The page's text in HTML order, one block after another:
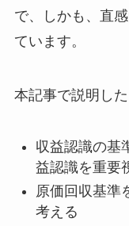
で、しかも、直
ています。
本記事で説明した
収益認識の基
益認識を重要
原価回収基準
考える